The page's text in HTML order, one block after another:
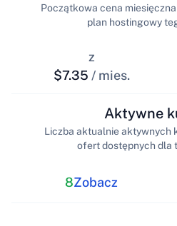
z
$7.35 / mies.
Początkowa cena
plan hostingowy
8Zobacz
Aktywne
Liczba aktualnie aktywnych
ofert dostępnych dla